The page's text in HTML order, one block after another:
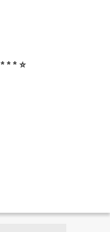
⭐ * * * * QUINTÉ DU 5 AOÛT 2026 * * * * ⭐